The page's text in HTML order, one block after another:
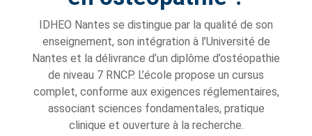
IDHEO Nantes se distingue par la qualité de son
enseignement, son intégration à l’Université de
Nantes et la délivrance d’un diplôme d’ostéopathie
de niveau 7 RNCP. L’école propose un cursus
complet, conforme aux exigences réglementaires,
associant sciences fondamentales, pratique
clinique et ouverture à la recherche.